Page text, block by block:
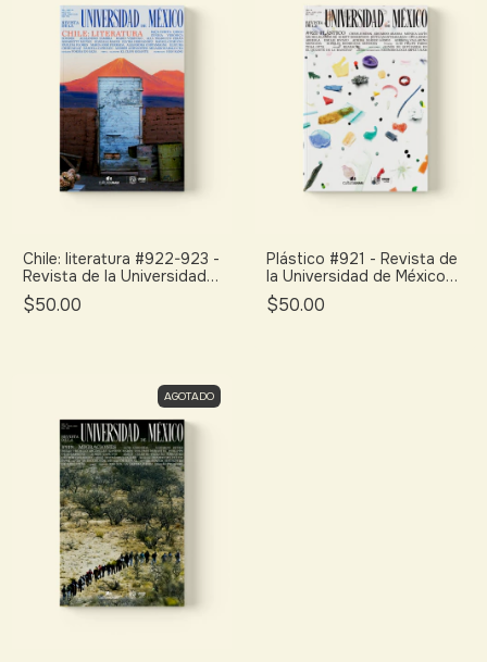
Chile: literatura #922-923 -
Revista de la Universidad
de México (julio 2025)
$50.00
Plástico #921 - Revista de
la Universidad de México
(junio 2025)
$50.00
AGOTADO